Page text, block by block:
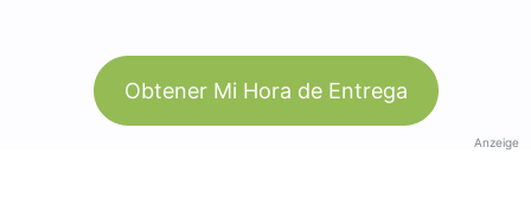
Obtener Mi Hora de Entrega
Anzeige